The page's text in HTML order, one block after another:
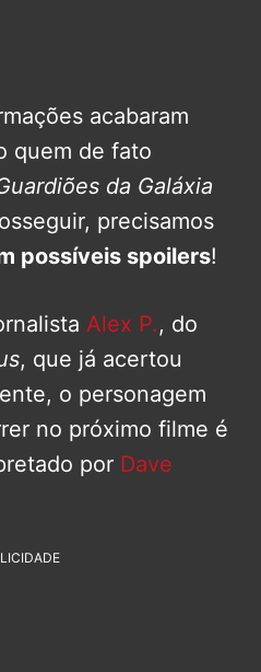
acabaram
quem de fato
da Galáxia
precisamos
possíveis spoilers!
Alex P., do
, que já acertou
o personagem
no próximo filme é
por Dave